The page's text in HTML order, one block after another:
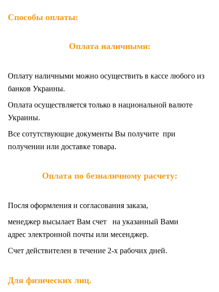
Способы оплаты:
Оплата наличными:
Оплату наличными можно осуществить в кассе любого из
банков Украины.
Оплата осуществляется только в национальной валюте
Украины.
Все сотутствующие документы Вы получите при
получении или доставке товара.
Оплата по безналичному расчету:
Посля оформления и согласования заказа,
менеджер высылает Вам счет на указанный Вами
адрес электронной почты или месенджер.
Счет действителен в течение 2-х рабочих дней.
Для физических лиц.